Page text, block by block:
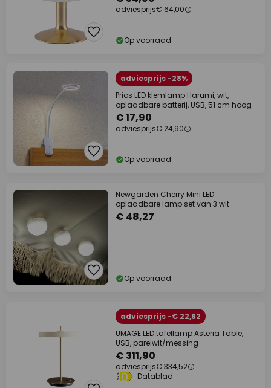
adviesprijs€ 64,00
Op voorraad
adviesprijs -28%
Prios LED klemlamp Harumi, wit,
oplaadbare batterij, USB, 51 cm hoog
€ 17,90
adviesprijs€ 24,90
Op voorraad
Newgarden Cherry Mini LED
oplaadbare lamp set van 3 wit
€ 48,27
Op voorraad
adviesprijs -€ 22,62
UMAGE LED tafellamp Asteria Table,
USB, parelwit/messing
€ 311,90
adviesprijs€ 334,52
Datablad